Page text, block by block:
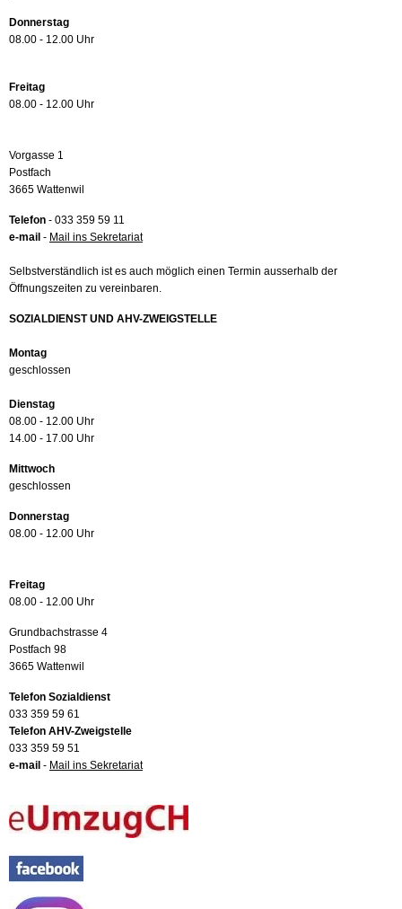
Donnerstag
08.00 - 12.00 Uhr
Freitag
08.00 - 12.00 Uhr
Vorgasse 1
Postfach
3665 Wattenwil
Telefon - 033 359 59 11
e-mail - Mail ins Sekretariat
Selbstverständlich ist es auch möglich einen Termin ausserhalb der
Öffnungszeiten zu vereinbaren.
SOZIALDIENST UND AHV-ZWEIGSTELLE
Montag
geschlossen
Dienstag
08.00 - 12.00 Uhr
14.00 - 17.00 Uhr
Mittwoch
geschlossen
Donnerstag
08.00 - 12.00 Uhr
Freitag
08.00 - 12.00 Uhr
Grundbachstrasse 4
Postfach 98
3665 Wattenwil
Telefon Sozialdienst
033 359 59 61
Telefon AHV-Zweigstelle
033 359 59 51
e-mail - Mail ins Sekretariat